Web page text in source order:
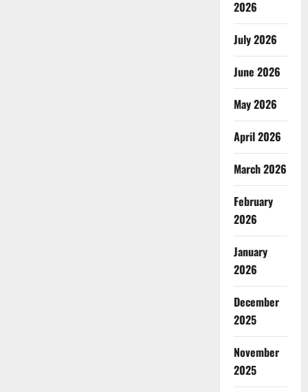
2026
July 2026
June 2026
May 2026
April 2026
March 2026
February
2026
January
2026
December
2025
November
2025